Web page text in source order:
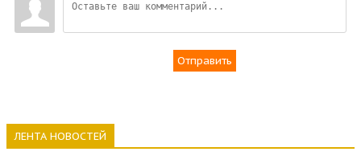
Отправить
ЛЕНТА НОВОСТЕЙ